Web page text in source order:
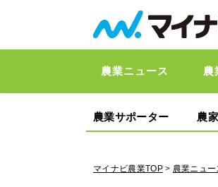
農業ニュース 農
農業サポーター 農
マイナビ農業TOP> 農業ニュー